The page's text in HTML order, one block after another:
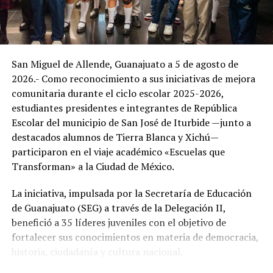
San Miguel de Allende, Guanajuato a 5 de agosto de
2026.- Como reconocimiento a sus iniciativas de mejora
comunitaria durante el ciclo escolar 2025-2026,
estudiantes presidentes e integrantes de República
Escolar del municipio de San José de Iturbide —junto a
destacados alumnos de Tierra Blanca y Xichú—
participaron en el viaje académico «Escuelas que
Transforman» a la Ciudad de México.
La iniciativa, impulsada por la Secretaría de Educación
de Guanajuato (SEG) a través de la Delegación II,
benefició a 35 líderes juveniles con el objetivo de
fortalecer sus conocimientos en materia de democracia,
historia, ciudadanía y cultura nacional.